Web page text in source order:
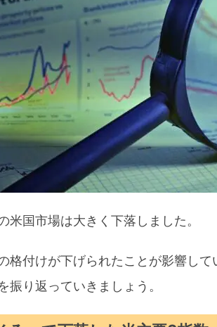
米国市場のトピックス
米国の格付けAAAからAA＋へ
予想を大きく上回った民間雇用
リセッション見通しを撤回した
今週の注目決算
8月の注目イベントについて
米国市場は大きく下落しました。
格付けが下げられたことが影響し
振り返っていきましょう。